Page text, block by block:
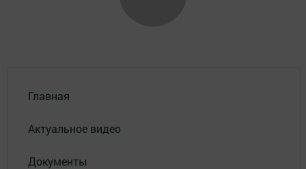
Главная
Актуальное видео
Документы